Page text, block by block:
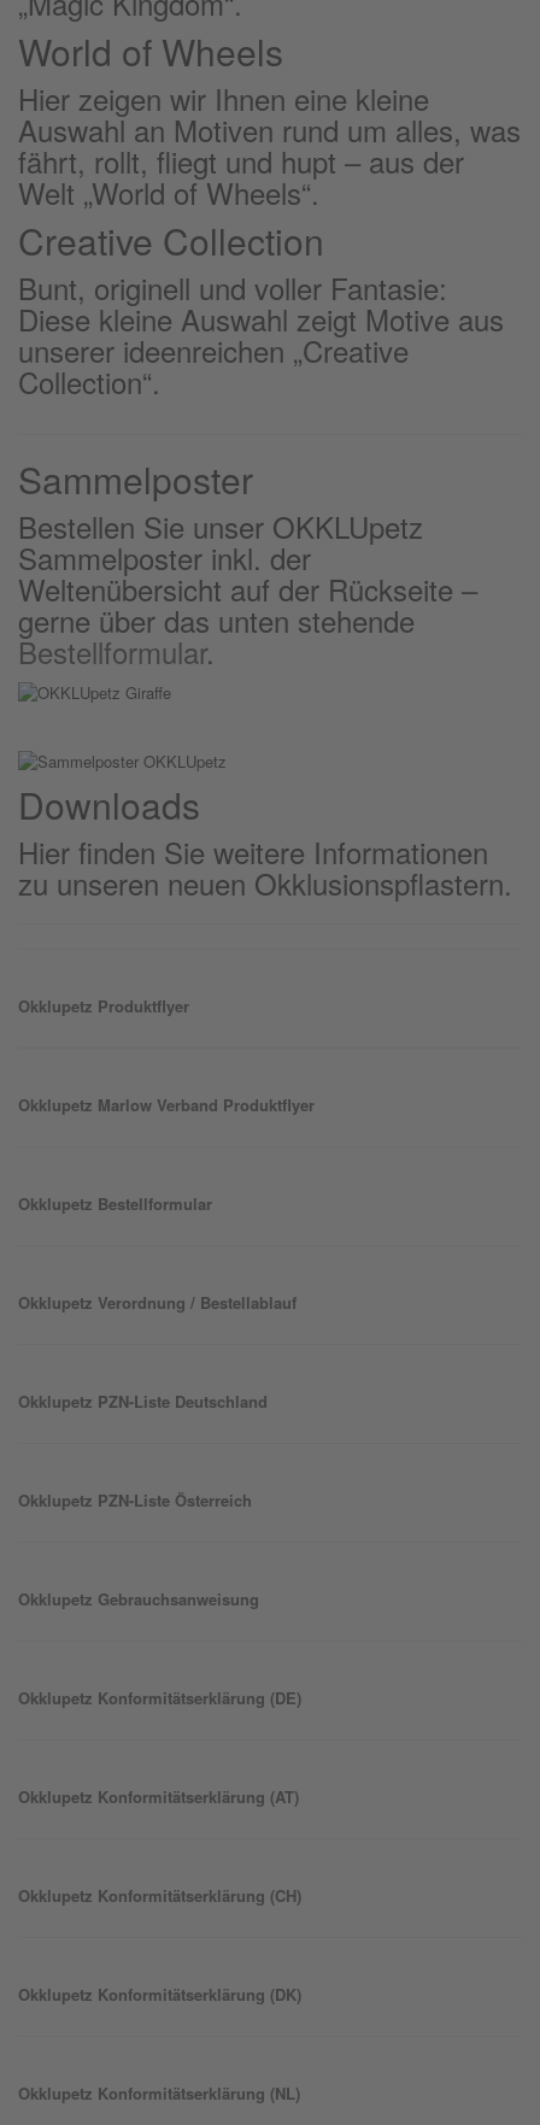
World of Wheels
Hier zeigen wir Ihnen eine kleine
Auswahl an Motiven rund um alles, was
fährt, rollt, fliegt und hupt – aus der
Welt „World of Wheels“.
Creative Collection
Bunt, originell und voller Fantasie:
Diese kleine Auswahl zeigt Motive aus
unserer ideenreichen „Creative
Collection“.
Sammelposter
Bestellen Sie unser OKKLUpetz
Sammelposter inkl. der
Weltenübersicht auf der Rückseite –
gerne über das unten stehende
Bestellformular.
Downloads
Hier finden Sie weitere Informationen
zu unseren neuen Okklusionspflastern.
Okklupetz Produktflyer
Okklupetz Marlow Verband Produktflyer
Okklupetz Bestellformular
Okklupetz Verordnung / Bestellablauf
Okklupetz PZN-Liste Deutschland
Okklupetz PZN-Liste Österreich
Okklupetz Gebrauchsanweisung
Okklupetz Konformitätserklärung (DE)
Okklupetz Konformitätserklärung (AT)
Okklupetz Konformitätserklärung (CH)
Okklupetz Konformitätserklärung (DK)
Okklupetz Konformitätserklärung (NL)